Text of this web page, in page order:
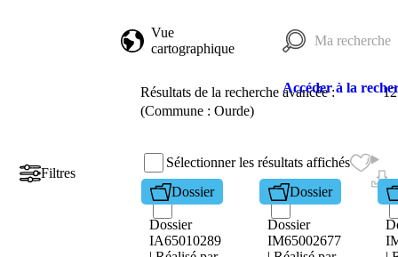
Vue
cartographique
Accéder à la
Filtres
Résultats de la recherche avancée :
(Commune : Ourde)
Sélectionner les résultats affichés
Dossier
Dossier
IA65010289
Dossier
Dossier
IM65002677